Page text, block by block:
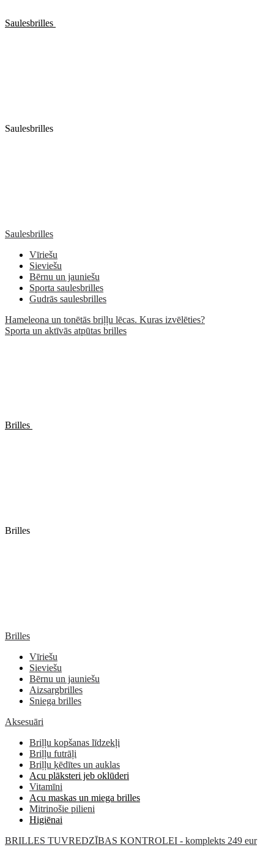
Saulesbrilles
Saulesbrilles
Saulesbrilles
Vīriešu
Sieviešu
Bērnu un jauniešu
Sporta saulesbrilles
Gudrās saulesbrilles
Hameleona un tonētās briļļu lēcas. Kuras izvēlēties?
Sporta un aktīvās atpūtas brilles
Brilles
Brilles
Brilles
Vīriešu
Sieviešu
Bērnu un jauniešu
Aizsargbrilles
Sniega brilles
Aksesuāri
Briļļu kopšanas līdzekļi
Briļļu futrāļi
Briļļu ķēdītes un auklas
Acu plāksteri jeb oklūderi
Vitamīni
Acu maskas un miega brilles
Mitrinošie pilieni
Higiēnai
BRILLES TUVREDZĪBAS KONTROLEI - komplekts 249 eur